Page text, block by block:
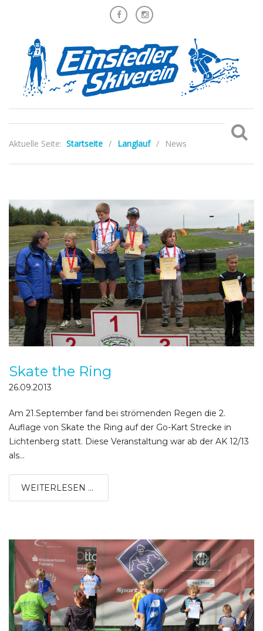
Aktuelle Seite: Startseite / Langlauf / News
Skate the Ring
26.09.2013
Am 21.September fand bei strömenden Regen die 2.
Auflage von Skate the Ring auf der Go-Kart Strecke in
Lichtenberg statt. Diese Veranstaltung war ab der AK 12/13
als...
WEITERLESEN ...